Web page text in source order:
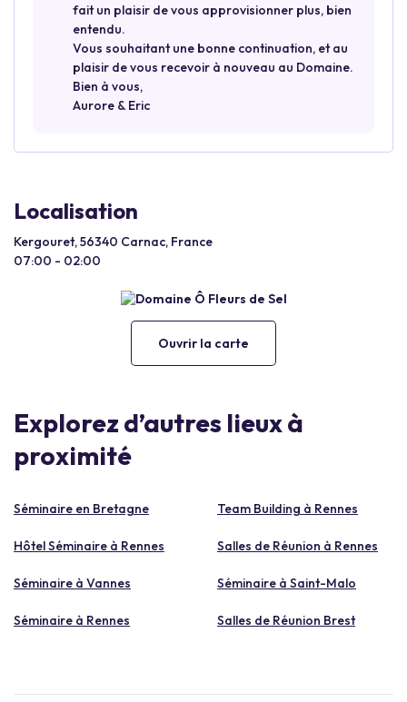
fait un plaisir de vous approvisionner plus, bien
entendu.
Vous souhaitant une bonne continuation, et au
plaisir de vous recevoir à nouveau au Domaine.
Bien à vous,
Aurore & Eric
Localisation
Kergouret, 56340 Carnac, France
07:00 - 02:00
Ouvrir la carte
Explorez d’autres lieux à
proximité
Séminaire en Bretagne Team Building à Rennes
Hôtel Séminaire à Rennes Salles de Réunion à Rennes
Séminaire à Vannes Séminaire à Saint-Malo
Séminaire à Rennes Salles de Réunion Brest